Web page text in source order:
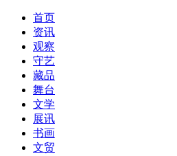
首页
资讯
观察
守艺
藏品
舞台
文学
展讯
书画
文贸